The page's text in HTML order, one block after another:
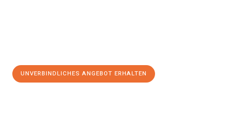
UNVERBINDLICHES ANGEBOT ERHALTEN